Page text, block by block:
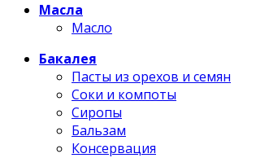
Масла
Масло
Бакалея
Пасты из орехов и семян
Соки и компоты
Сиропы
Бальзам
Консервация